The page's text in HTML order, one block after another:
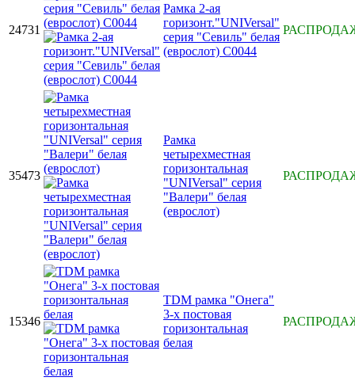
24731
Рамка 2-ая
горизонт."UNIVersal"
серия "Севиль" белая
(еврослот) C0044
35473
Рамка
четырехместная
горизонтальная
"UNIVersal" серия
"Валери" белая
(еврослот)
15346
TDM рамка "Онега"
3-х постовая
горизонтальная
белая